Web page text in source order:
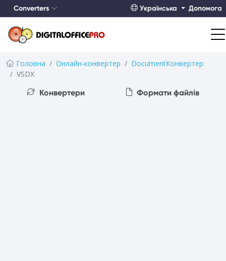
Converters Українська Допомога
Головна Онлайн-конвертер
DocumentКонвертер
VSDX
Конвертери
Формати файлів